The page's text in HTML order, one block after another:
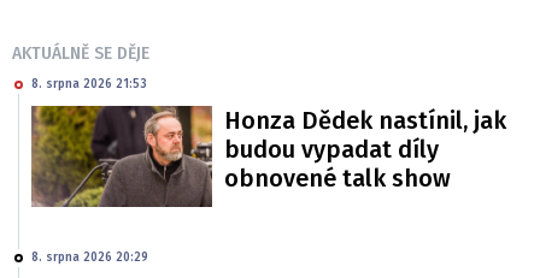
AKTUÁLNĚ SE DĚJE
8. srpna 2026 21:53
Honza Dědek nastínil, jak
budou vypadat díly
obnovené talk show
8. srpna 2026 20:29